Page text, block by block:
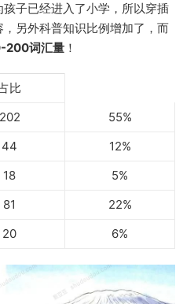
子已经进入了小学，所以穿插
另外科普知识比例增加了，而
200词汇量 ！
比
202
55%
44
12%
18
5%
81
22%
20 6%